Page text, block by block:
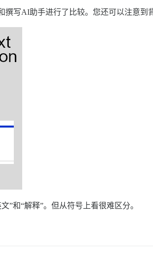
撰写AI助手进行了比较。您还可以注意到
”和“解释”。但从符号上看很难区分。